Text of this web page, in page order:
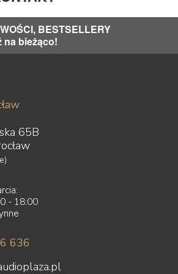
kalibracji.
poziom zniekształceń.
wkładka może zagrać
gramofonowy
Niskopoziomowe
pełni możliwości,
BESTSELLERY
na bieżąco!
65B
- 18:00
636